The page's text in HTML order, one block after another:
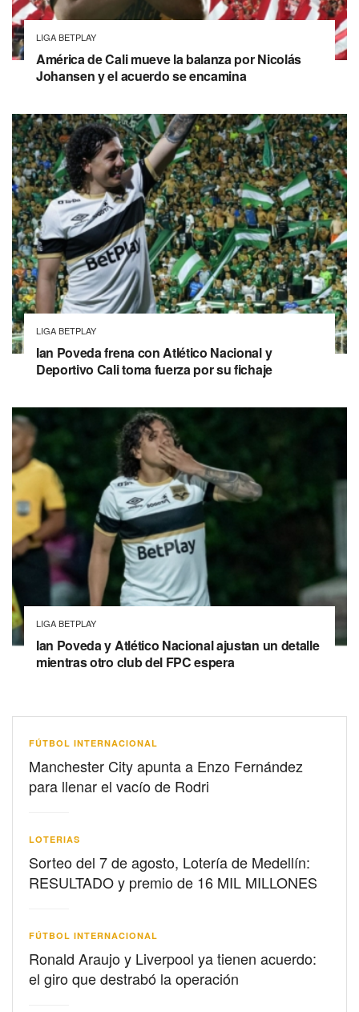
LIGA BETPLAY
América de Cali mueve la balanza por Nicolás
Johansen y el acuerdo se encamina
LIGA BETPLAY
Ian Poveda frena con Atlético Nacional y
Deportivo Cali toma fuerza por su fichaje
LIGA BETPLAY
Ian Poveda y Atlético Nacional ajustan un detalle
mientras otro club del FPC espera
FÚTBOL INTERNACIONAL
Manchester City apunta a Enzo Fernández
para llenar el vacío de Rodri
LOTERIAS
Sorteo del 7 de agosto, Lotería de Medellín:
RESULTADO y premio de 16 MIL MILLONES
FÚTBOL INTERNACIONAL
Ronald Araujo y Liverpool ya tienen acuerdo:
el giro que destrabó la operación